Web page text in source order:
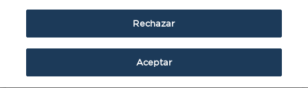
Las ganas de viajar este
verano ‘han batido’ a la
inflación
Rechazar
Aceptar